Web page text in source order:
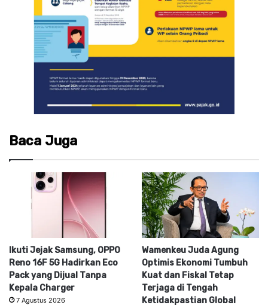
Baca Juga
Ikuti Jejak Samsung, OPPO
Reno 16F 5G Hadirkan Eco
Pack yang Dijual Tanpa
Kepala Charger
7 Agustus 2026
Wamenkeu Juda Agung
Optimis Ekonomi Tumbuh
Kuat dan Fiskal Tetap
Terjaga di Tengah
Ketidakpastian Global